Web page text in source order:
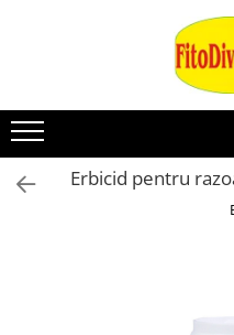
Erbicid pentru